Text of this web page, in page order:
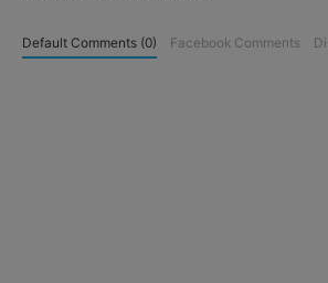
Default Comments (0) Facebook Comments